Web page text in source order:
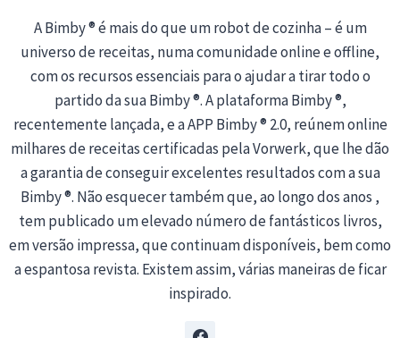
A Bimby ® é mais do que um robot de cozinha – é um
universo de receitas, numa comunidade online e offline,
com os recursos essenciais para o ajudar a tirar todo o
partido da sua Bimby ®. A plataforma Bimby ®,
recentemente lançada, e a APP Bimby ® 2.0, reúnem online
milhares de receitas certificadas pela Vorwerk, que lhe dão
a garantia de conseguir excelentes resultados com a sua
Bimby ®. Não esquecer também que, ao longo dos anos ,
tem publicado um elevado número de fantásticos livros,
em versão impressa, que continuam disponíveis, bem como
a espantosa revista. Existem assim, várias maneiras de ficar
inspirado.